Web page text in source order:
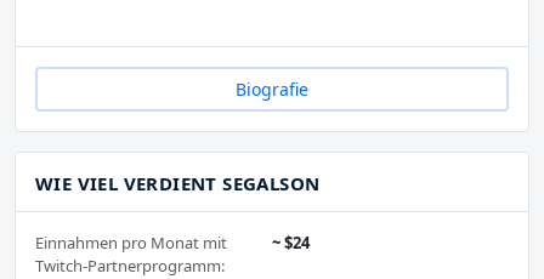
Biografie
WIE VIEL VERDIENT SEGALSON
Einnahmen pro Monat mit
Twitch-Partnerprogramm:
~ $24